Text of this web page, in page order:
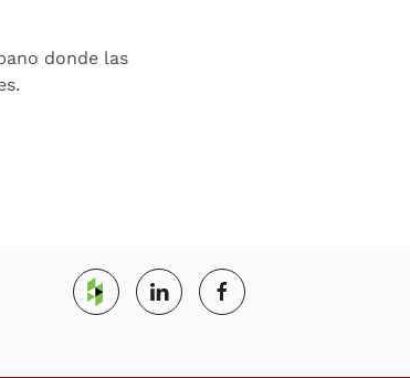
Edificios:
Especializados
donde las